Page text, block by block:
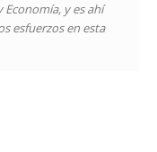
y es ahí
esfuerzos en esta